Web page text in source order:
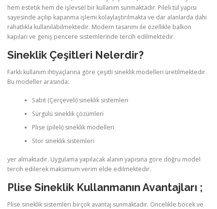
hem estetik hem de işlevsel bir kullanım sunmaktadır. Pileli tül yapısı
sayesinde açılıp kapanma işlemi kolaylaştırılmakta ve dar alanlarda dahi
rahatlıkla kullanılabilmektedir. Modern tasarımı ile özellikle balkon
kapıları ve geniş pencere sistemlerinde tercih edilmektedir.
Sineklik Çeşitleri Nelerdir?
Farklı kullanım ihtiyaçlarına göre çeşitli sineklik modelleri üretilmektedir.
Bu modeller arasında:
Sabit (Çerçeveli) sineklik sistemleri
Sürgülü sineklik çözümleri
Plise (pileli) sineklik modelleri
Stor sineklik sistemleri
yer almaktadır. Uygulama yapılacak alanın yapısına göre doğru model
tercih edilerek maksimum verim elde edilmektedir.
Plise Sineklik Kullanmanın Avantajları ;
Plise sineklik sistemleri birçok avantaj sunmaktadır. Öncelikle böcek ve